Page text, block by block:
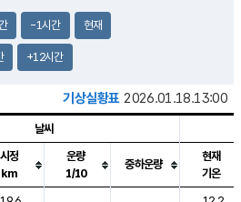
-1시간 현재
+12시간
기상실황표 2026.01.18.13:00
씨, 기온, 강수, 바람, 기압등을 안내한 표입
날씨
시정
km
운량
1/10
중하운량
현재
기온